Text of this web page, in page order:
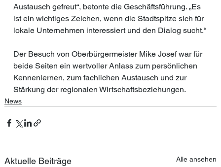
Austausch gefreut“, betonte die Geschäftsführung. „Es
ist ein wichtiges Zeichen, wenn die Stadtspitze sich für
lokale Unternehmen interessiert und den Dialog sucht.“
Der Besuch von Oberbürgermeister Mike Josef war für
beide Seiten ein wertvoller Anlass zum persönlichen
Kennenlernen, zum fachlichen Austausch und zur
Stärkung der regionalen Wirtschaftsbeziehungen.
News
Aktuelle Beiträge Alle ansehen